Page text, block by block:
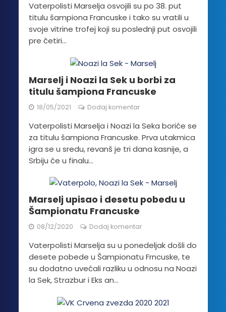
Vaterpolisti Marselja osvojili su po 38. put
titulu šampiona Francuske i tako su vratili u
svoje vitrine trofej koji su poslednji put osvojili
pre četiri...
Marselj i Noazi la Sek u borbi za
titulu šampiona Francuske
18/05/2021 Dodaj komentar
Vaterpolisti Marselja i Noazi la Seka boriće se
za titulu šampiona Francuske. Prva utakmica
igra se u sredu, revanš je tri dana kasnije, a
Srbiju će u finalu...
Marselj upisao i desetu pobedu u
Šampionatu Francuske
08/12/2020 Dodaj komentar
Vaterpolisti Marselja su u ponedeljak došli do
desete pobede u Šampionatu Frncuske, te
su dodatno uvećali razliku u odnosu na Noazi
la Sek, Strazbur i Eks an...